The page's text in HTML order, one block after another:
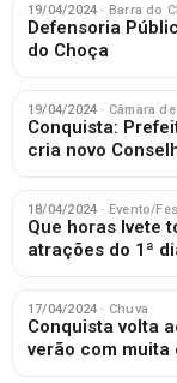
19/04/2024 · Barra do
Defensoria
do Choça
19/04/2024 · Câmara
Conquista:
cria novo
18/04/2024 · Evento/
Que horas Ivete
atrações do 1ª
17/04/2024 · Chuva
Conquista volta
verão com muita